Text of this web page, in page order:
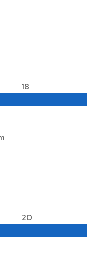
18
20